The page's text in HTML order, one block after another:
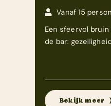
Vanaf 15
Een sfeervol
de bar:
Bekijk meer